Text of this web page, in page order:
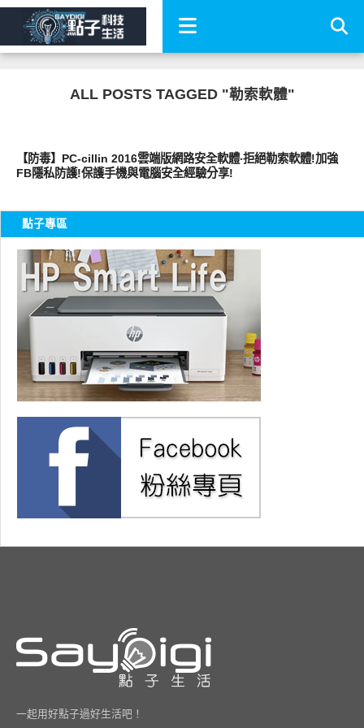
ALL POSTS TAGGED "勒索軟體"
【防毒】PC-cillin 2016雲端版網路安全軟體‧拒絕勒索軟體!加強
FB隱私防護!保護手機與電腦安全經驗分享!
點子專區
一起用好點子過好生活吧！